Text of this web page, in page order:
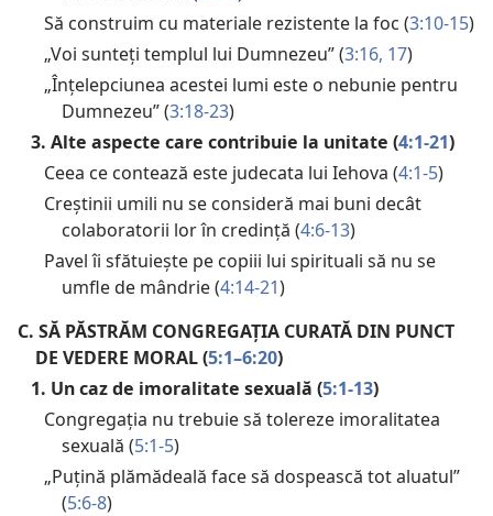
Să construim cu materiale rezistente la foc (3:10-15)
„Voi sunteți templul lui Dumnezeu” (3:16, 17)
„Înțelepciunea acestei lumi este o nebunie pentru
Dumnezeu” (3:18-23)
3. Alte aspecte care contribuie la unitate (4:1-21)
Ceea ce contează este judecata lui Iehova (4:1-5)
Creștinii umili nu se consideră mai buni decât
colaboratorii lor în credință (4:6-13)
Pavel îi sfătuiește pe copiii lui spirituali să nu se
umfle de mândrie (4:14-21)
C. SĂ PĂSTRĂM CONGREGAȚIA CURATĂ DIN PUNCT
DE VEDERE MORAL (5:1–6:20)
1. Un caz de imoralitate sexuală (5:1-13)
Congregația nu trebuie să tolereze imoralitatea
sexuală (5:1-5)
„Puțină plămădeală face să dospească tot aluatul”
(5:6-8)